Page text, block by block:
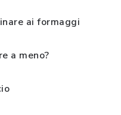
ai formaggi
a meno?